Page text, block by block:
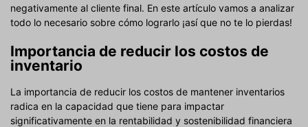
negativamente al cliente final. En este artículo vamos a analizar
todo lo necesario sobre cómo lograrlo ¡así que no te lo pierdas!
Importancia de reducir los costos de
inventario
La importancia de reducir los costos de mantener inventarios
radica en la capacidad que tiene para impactar
significativamente en la rentabilidad y sostenibilidad financiera